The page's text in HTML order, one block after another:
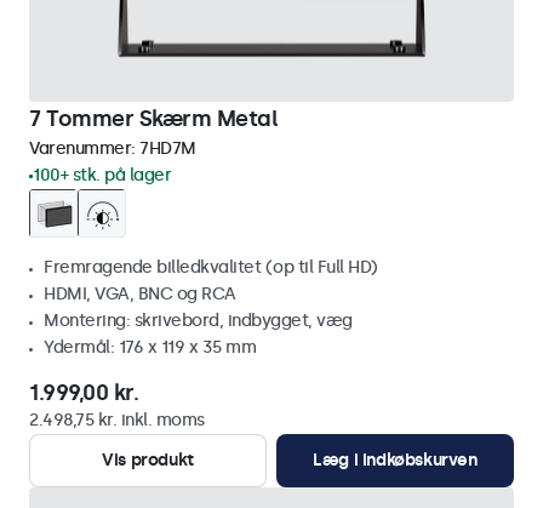
7 Tommer Skærm Metal
Varenummer: 7HD7M
100+ stk. på lager
Fremragende billedkvalitet (op til Full HD)
HDMI, VGA, BNC og RCA
Montering: skrivebord, indbygget, væg
Ydermål: 176 x 119 x 35 mm
1.999,00 kr.
2.498,75 kr. inkl. moms
Vis produkt
Læg i indkøbskurven